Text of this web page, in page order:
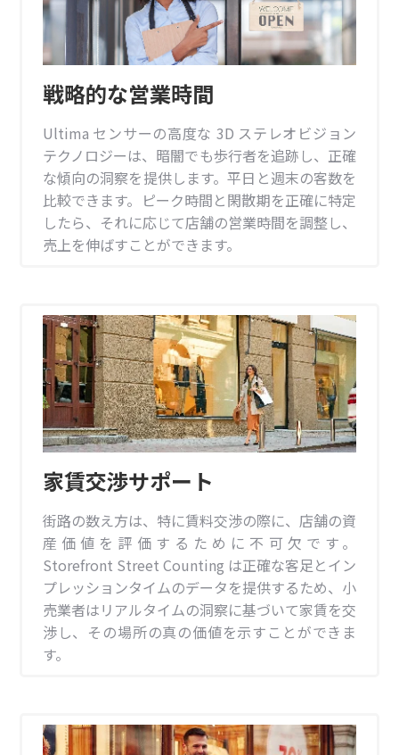
戦略的な営業時間
Ultima センサーの高度な 3D ステレオビジョン
テクノロジーは、暗闇でも歩行者を追跡し、正確
な傾向の洞察を提供します。平日と週末の客数を
比較できます。ピーク時間と閑散期を正確に特定
したら、それに応じて店舗の営業時間を調整し、
売上を伸ばすことができます。
家賃交渉サポート
街路の数え方は、特に賃料交渉の際に、店舗の資
産価値を評価するために不可欠です。
Storefront Street Counting は正確な客足とイン
プレッションタイムのデータを提供するため、小
売業者はリアルタイムの洞察に基づいて家賃を交
渉し、その場所の真の価値を示すことができま
す。